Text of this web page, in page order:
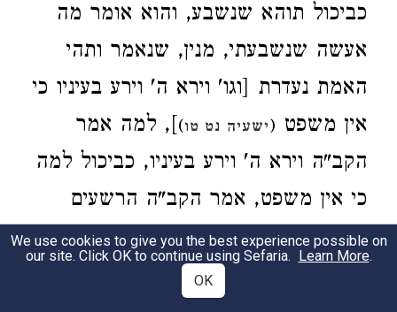
כביכול תוהא שנשבע, והוא אומר מה
אעשה שנשבעתי, מנין, שנאמר ותהי
האמת נעדרת [וגו' וירא ה' וירע בעיניו כי
אין משפט (ישעיה נט טו)], למה אמר
הקב"ה וירא ה' וירע בעיניו, כביכול למה
כי אין משפט, אמר הקב"ה הרשעים
שבעולם כך אומרים שאני נשבעתי
שאיני מביא מבול לעולם, [חייכם] יש לי
We use cookies to give you the best experience possible on
our site. Click OK to continue using Sefaria. Learn More.
OK